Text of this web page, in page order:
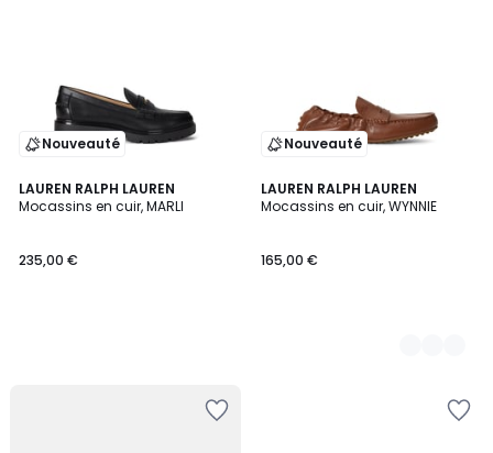
Nouveauté
LAUREN RALPH LAUREN
Mocassins en cuir, MARLI
235,00 €
Nouveauté
LAUREN RALPH LAUREN
Mocassins en cuir, WYNNIE
165,00 €
2
Couleurs